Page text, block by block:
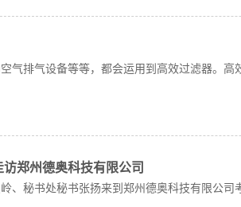
排气设备等等，都会运用到高效过滤器。高
郑州德奥科技有限公司
秘书处秘书张扬来到郑州德奥科技有限公司